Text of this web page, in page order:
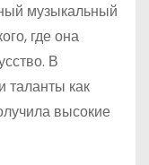
музыкальный
где она
В
таланты как
высокие